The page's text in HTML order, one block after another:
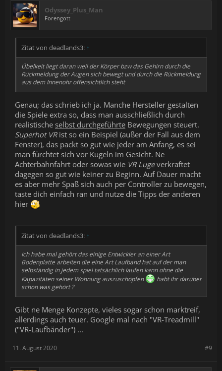
Odyssey_Plus_Man
Forengott
Zitat von deadlands3: ↑
Übelkeit liegt daran weil der Körper bzw das Gehirn durch die
Rückmeldung der Augen sich bewegt und durch die Rückmeldung
aus dem Innenohr offensichtlich steht
Genau; das schrieb ich ja. Manche Hersteller gestalten
die Spiele extra so, dass man ausschließlich durch
realistische selbst durchgeführte Bewegungen steuert.
Superhot VRist so ein Beispiel (außer der Fall aus dem
Fenster), das packt so gut wie jeder am Anfang, es sei
man fürchtet sich vor Kugeln im Gesicht. Ne
Achterbahnfahrt oder sowas wie VR Lugeverkraftet
dagegen so gut wie keiner zu Beginn. Auf Dauer macht
es aber mehr Spaß sich auch per Controller zu bewegen,
taste dich einfach ran und nutze die Tipps der anderen
hier
Zitat von deadlands3: ↑
Ich habe mal gehört das einige Entwickler an einer Art
Bodenplatte arbeiten die eine Art Laufband hat auf der man
selbständig in jedem spiel tatsächlich laufen kann ohne die
Kapazitäten seiner Wohnung auszuschöpfen
habt ihr darüber
schon was gehört ?
Gibt ne Menge Konzepte, vieles sogar schon marktreif,
allerdings auch teuer. Google mal nach "VR-Treadmill"
("VR-Laufbänder") ...
#9
11. August 2020